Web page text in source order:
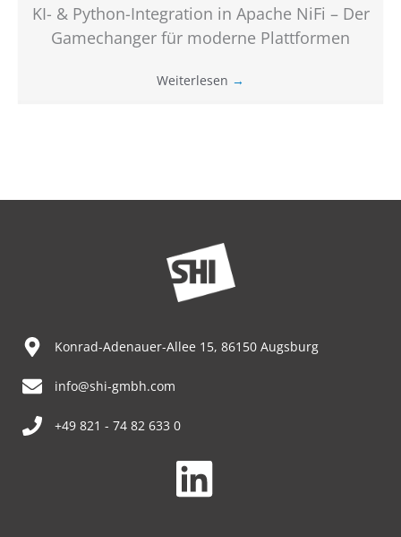
KI- & Python-Integration in Apache NiFi – Der
Gamechanger für moderne Plattformen
Weiterlesen →
Konrad-Adenauer-Allee 15, 86150 Augsburg
info@shi-gmbh.com
+49 821 - 74 82 633 0